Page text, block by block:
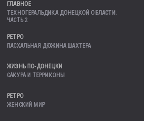
ГЛАВНОЕ
ТЕХНОГЕРАЛЬДИКА ДОНЕЦКОЙ ОБЛАСТИ.
ЧАСТЬ 2
РЕТРО
ПАСХАЛЬНАЯ ДЮЖИНА ШАХТЕРА
ЖИЗНЬ ПО-ДОНЕЦКИ
САКУРА И ТЕРРИКОНЫ
РЕТРО
ЖЕНСКИЙ МИР